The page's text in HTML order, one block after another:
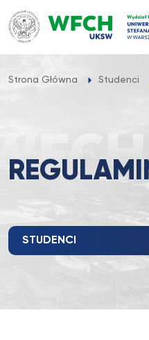
Przejdź
do
treści
Strona Główna Studenci
STUDENCI